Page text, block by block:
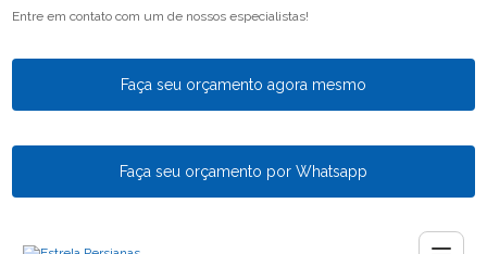
Entre em contato com um de nossos especialistas!
Faça seu orçamento agora mesmo
Faça seu orçamento por Whatsapp